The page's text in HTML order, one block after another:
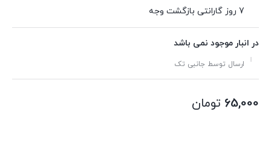
7 روز گارانتی بازگشت وجه
در انبار موجود نمی باشد
ارسال توسط جانبی تک
65,000 تومان